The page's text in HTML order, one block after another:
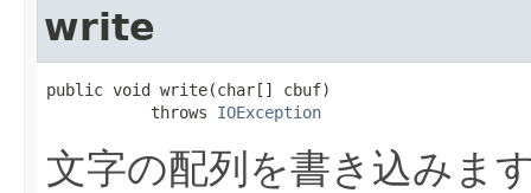
write
public void write(char[] cbuf)
           throws
IOException
文字の配列を書き込みま